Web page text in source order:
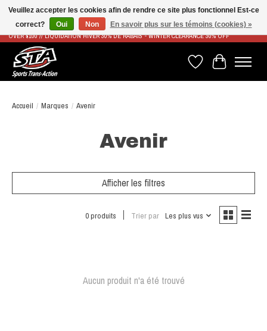
LIVRAISON RAPIDE ET GRATUITE À PARTIR DE 100$ - FAST & FREE SHIPPING ON ORDERS
OVER $100 // LIQUIDATION HIVER 30% DE RABAIS - WINTER CLEARANCE 30% OFF
Liste de souhaits
Panier
Accueil / Marques / Avenir
Avenir
Afficher les filtres
0 produits Trier par Les plus vus
Aucun produit n'a été trouvé
Veuillez accepter les cookies afin de rendre ce site plus fonctionnel Est-ce
correct?
Oui Non En savoir plus sur les témoins (cookies) »